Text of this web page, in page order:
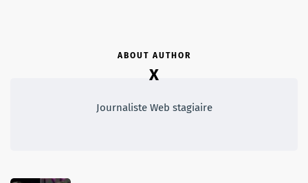
ABOUT AUTHOR
X
Journaliste Web stagiaire